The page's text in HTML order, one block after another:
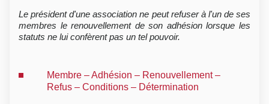
Le président d'une association ne peut refuser à l'un de ses
membres le renouvellement de son adhésion lorsque les
statuts ne lui confèrent pas un tel pouvoir.
Membre – Adhésion – Renouvellement –
Refus – Conditions – Détermination